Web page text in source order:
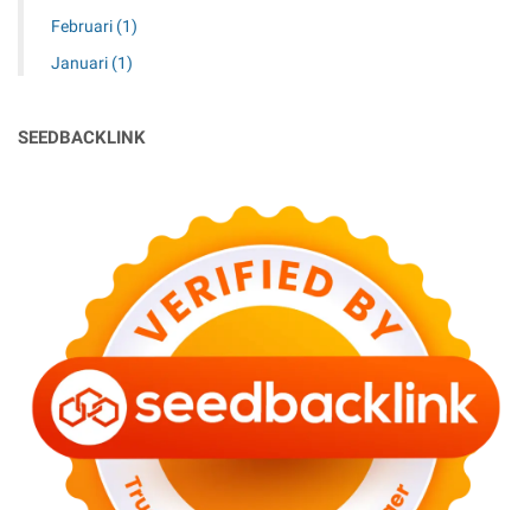
Februari (1)
Januari (1)
SEEDBACKLINK